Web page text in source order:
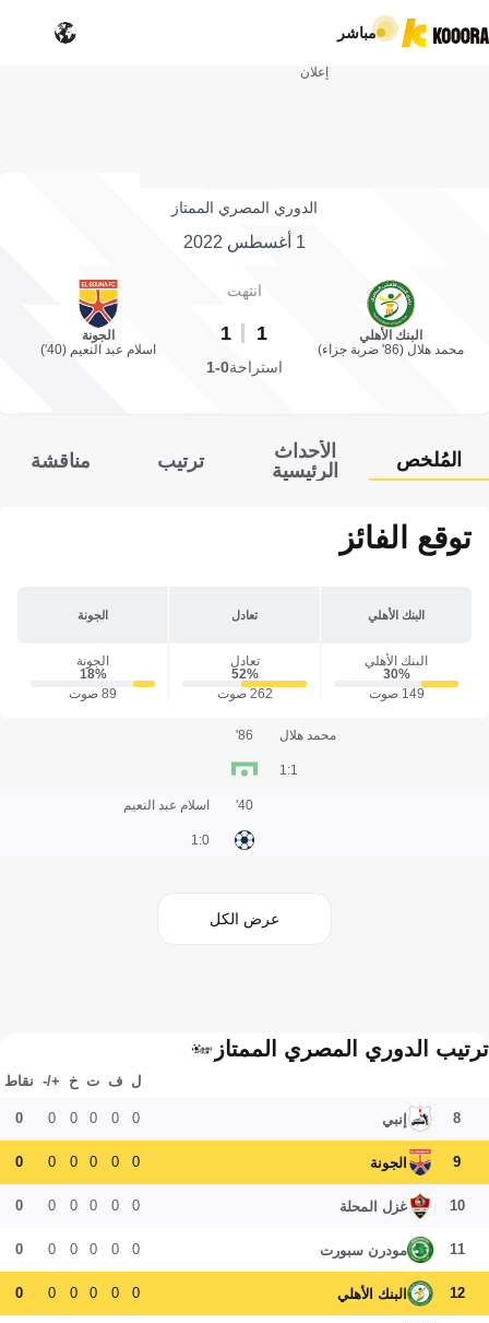
مباشر
إعلان
الدوري المصري الممتاز
1 أغسطس 2022
البنك الأهلي
محمد هلال (86' ضربة جزاء)
انتهت
1
1
الجونة
اسلام عبد النعيم (40')
استراحة0-1
المُلخص
الأحداث
الرئيسية
ترتيب مناقشة
توقع الفائز
البنك الأهلي تعادل الجونة
البنك الأهلي
30‎%‎
149 صوت
تعادل
52‎%‎
262 صوت
الجونة
18‎%‎
89 صوت
محمد هلال
1:1
86'
اسلام عبد النعيم
0:1
40'
عرض الكل
ترتيب الدوري المصري الممتاز
ل ف ت خ +/- نقاط
8 إنبي 0
0
0
0
0
0
9 الجونة 0
0
0
0
0
0
10 غزل المحلة 0
0
0
0
0
0
11 مودرن سبورت 0
0
0
0
0
0
12 البنك الأهلي 0
0
0
0
0
0